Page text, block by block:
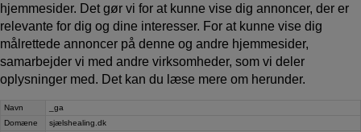
hjemmesider. Det gør vi for at kunne vise dig annoncer, der er
relevante for dig og dine interesser. For at kunne vise dig
målrettede annoncer på denne og andre hjemmesider,
samarbejder vi med andre virksomheder, som vi deler
oplysninger med. Det kan du læse mere om herunder.
Navn
_ga
Domæne
sjælshealing.dk